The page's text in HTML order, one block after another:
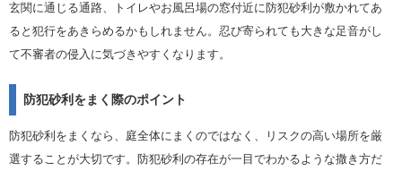
玄関に通じる通路、トイレやお風呂場の窓付近に防犯砂利が敷かれてあ
ると犯行をあきらめるかもしれません。忍び寄られても大きな足音がし
て不審者の侵入に気づきやすくなります。
防犯砂利をまく際のポイント
防犯砂利をまくなら、庭全体にまくのではなく、リスクの高い場所を厳
選することが大切です。防犯砂利の存在が一目でわかるような撒き方だ